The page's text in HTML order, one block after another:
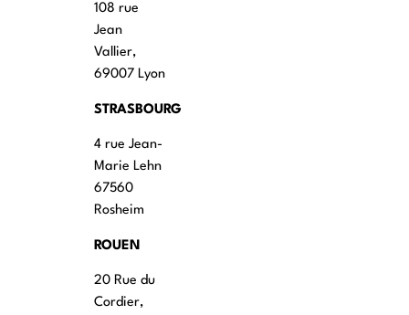
108 rue
Jean
Vallier,
69007 Lyon
STRASBOURG
4 rue Jean-
Marie Lehn
67560
Rosheim
ROUEN
20 Rue du
Cordier,